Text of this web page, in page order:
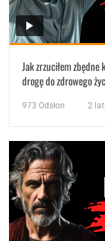
Jak zrzuciłem zbędne
drogę do zdrowego
973 Odsłon 2